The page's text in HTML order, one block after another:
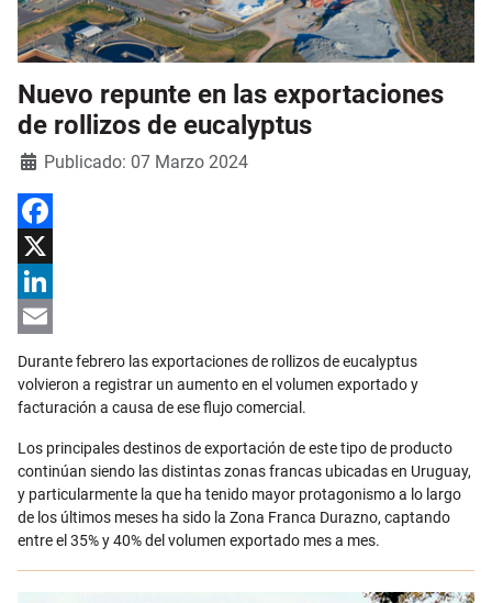
Nuevo repunte en las exportaciones
de rollizos de eucalyptus
DetallesPublicado: 07 Marzo 2024
Facebook
X
LinkedIn
Email
Durante febrero las exportaciones de rollizos de eucalyptus
volvieron a registrar un aumento en el volumen exportado y
facturación a causa de ese flujo comercial.
Los principales destinos de exportación de este tipo de producto
continúan siendo las distintas zonas francas ubicadas en Uruguay,
y particularmente la que ha tenido mayor protagonismo a lo largo
de los últimos meses ha sido la Zona Franca Durazno, captando
entre el 35% y 40% del volumen exportado mes a mes.